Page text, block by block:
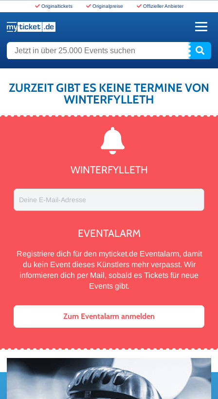
Originaltickets Originalpreise Offizieller Anbieter
Jetzt in über 25.000 Events suchen
ZURZEIT GIBT ES KEINE TERMINE VON
WINTERFYLLETH
WINTERFYLLETH
Deine E-Mail-Adresse
EVENTALARM
Registriere dich für den myticket.de Eventalarm, damit
du kein Event dieses Künstlers mehr verpasst. Wir
informieren dich per Mail, sobald es Tickets für neue
Events gibt.
Zum Eventalarm anmelden